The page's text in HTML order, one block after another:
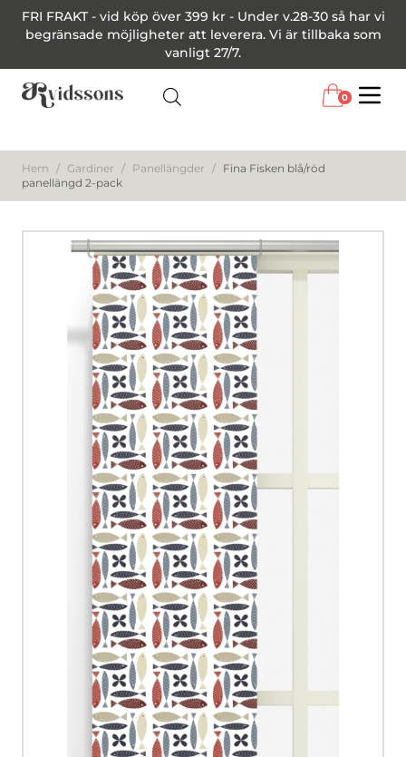
FRI FRAKT - vid köp över 399 kr - Under v.28-30 så har vi
begränsade möjligheter att leverera. Vi är tillbaka som
vanligt 27/7.
0
Hem / Gardiner / Panellängder / Fina Fisken blå/röd
panellängd 2-pack